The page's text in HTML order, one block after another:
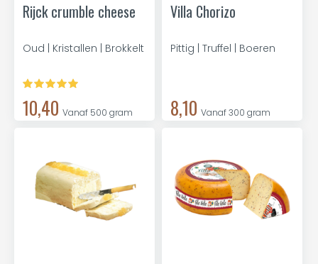
Rijck crumble cheese
Oud | Kristallen | Brokkelt
10,40 Vanaf 500 gram
Villa Chorizo
Pittig | Truffel | Boeren
8,10 Vanaf 300 gram